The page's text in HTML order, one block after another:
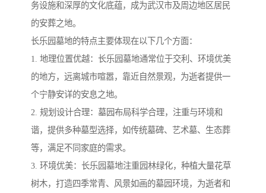
务设施和深厚的文化底蕴，成为武汉市及周边地区居民
的安葬之地。
长乐园墓地的特点主要体现在以下几个方面：
1. 地理位置优越：长乐园墓地通常位于交利、环境优美
的地方，远离城市喧嚣，靠近自然景观，为逝者提供一
个宁静安详的安息之地。
2. 规划设计合理：墓园布局科学合理，注重与环境和
谐，提供多种墓型选择，如传统墓碑、艺术墓、生态葬
等，满足不同家庭的需求。
3. 环境优美：长乐园墓地注重园林绿化，种植大量花草
树木，打造四季常青、风景如画的墓园环境，为逝者和